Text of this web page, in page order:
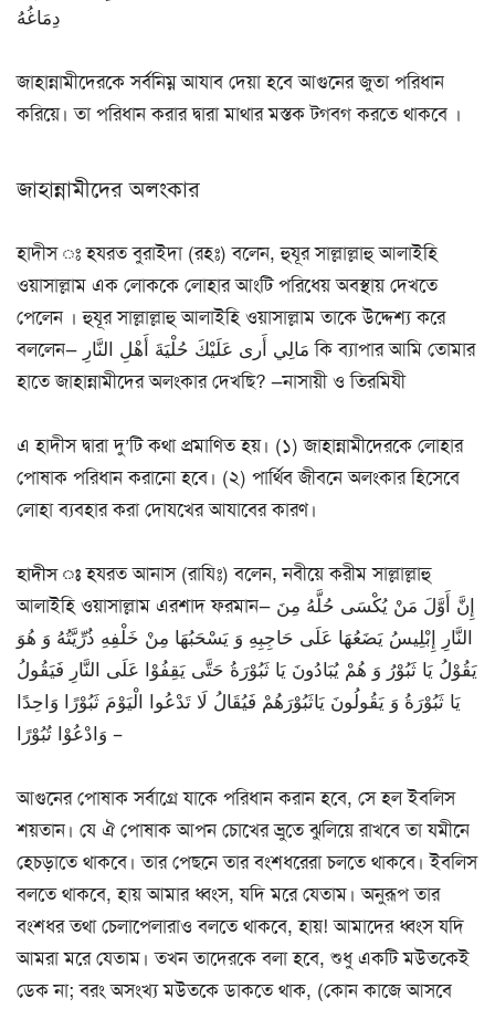
دِمَاغُهُ
জাহান্নামীদেরকে সর্বনিম্ন আযাব দেয়া হবে আগুনের জুতা পরিধান
করিয়ে। তা পরিধান করার দ্বারা মাথার মস্তক টগবগ করতে থাকবে ।
জাহান্নামীদের অলংকার
হাদীস ঃ হযরত বুরাইদা (রহঃ) বলেন, হুযূর সাল্লাল্লাহু আলাইহি
ওয়াসাল্লাম এক লোককে লোহার আংটি পরিধেয় অবস্থায় দেখতে
পেলেন । হুযূর সাল্লাল্লাহু আলাইহি ওয়াসাল্লাম তাকে উদ্দেশ্য করে
বললেন— مَالِي أَرى عَلَيْكَ حُلْيَةَ أَهْلِ النَّارِ কি ব্যাপার আমি তোমার
হাতে জাহান্নামীদের অলংকার দেখছি? —নাসায়ী ও তিরমিযী
এ হাদীস দ্বারা দু’টি কথা প্রমাণিত হয়। (১) জাহান্নামীদেরকে লোহার
পোষাক পরিধান করানো হবে। (২) পার্থিব জীবনে অলংকার হিসেবে
লোহা ব্যবহার করা দোযখের আযাবের কারণ।
হাদীস ঃহযরত আনাস (রাযিঃ) বলেন, নবীয়ে করীম সাল্লাল্লাহু
আলাইহি ওয়াসাল্লাম এরশাদ ফরমান— إِنَّ أَوَّلَ مَنْ يُكْسَى حُلَّهُ مِنَ
النَّارِ إِبْلِيسُ يَضَعُهَا عَلَى حَاجِبِهِ وَ يَسْحَبُهَا مِنْ خَلْفِهِ ذُرِّيَّتُهُ وَ هُوَ
يَقُوْلُ يَا ثَبُوْرُ وَ هُمْ يُبَادُونَ يَا ثَبُوْرَةُ حَتَّى يَقِفُوْا عَلَى النَّارِ فَيَقُولُ
يَا ثَبُوْرَةُ وَ يَقُولُونَ يَاثَبُوْرَهُمْ فَيُقَالُ لَا تَدْعُوا الْيَوْمَ ثَبُوْرًا وَاحِدًا
وَادْعُوْا تُبُوْرًا –
আগুনের পোষাক সর্বাগ্রে যাকে পরিধান করান হবে, সে হল ইবলিস
শয়তান। যে ঐ পোষাক আপন চোখের ভ্রুতে ঝুলিয়ে রাখবে তা যমীনে
হেচড়াতে থাকবে। তার পেছনে তার বংশধরেরা চলতে থাকবে। ইবলিস
বলতে থাকবে, হায় আমার ধ্বংস, যদি মরে যেতাম। অনুরূপ তার
বংশধর তথা চেলাপেলারাও বলতে থাকবে, হায়! আমাদের ধ্বংস যদি
আমরা মরে যেতাম। তখন তাদেরকে বলা হবে, শুধু একটি মউতকেই
ডেক না; বরং অসংখ্য মউতকে ডাকতে থাক, (কোন কাজে আসবে